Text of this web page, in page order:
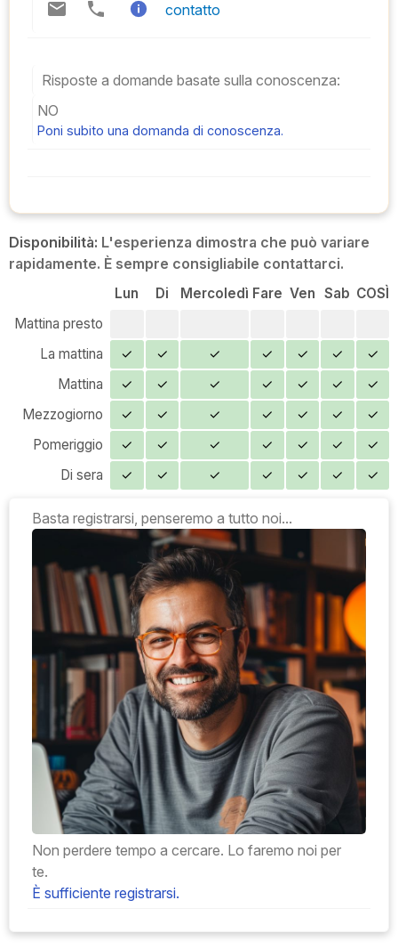
contatto
Risposte a domande basate sulla conoscenza:
NO
Poni subito una domanda di conoscenza.
Disponibilità: L'esperienza dimostra che può variare
rapidamente. È sempre consigliabile contattarci.
Lun Di Mercoledì Fare Ven Sab COSÌ
Mattina presto
La mattina
✓ ✓ ✓ ✓ ✓ ✓
✓
Mattina
✓ ✓ ✓ ✓ ✓ ✓
✓
Mezzogiorno
✓ ✓ ✓ ✓ ✓ ✓
✓
Pomeriggio
✓ ✓ ✓ ✓ ✓ ✓
✓
Di sera
✓ ✓ ✓ ✓ ✓ ✓ ✓
Basta registrarsi, penseremo a tutto noi...
Non perdere tempo a cercare. Lo faremo noi per
te.
È sufficiente registrarsi.